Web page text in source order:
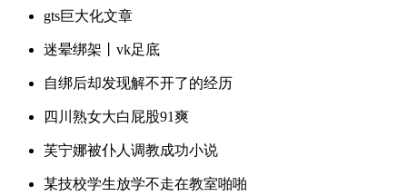
gts巨大化文章
迷晕绑架丨vk足底
自绑后却发现解不开了的经历
四川熟女大白屁股91爽
芙宁娜被仆人调教成功小说
某技校学生放学不走在教室啪啪